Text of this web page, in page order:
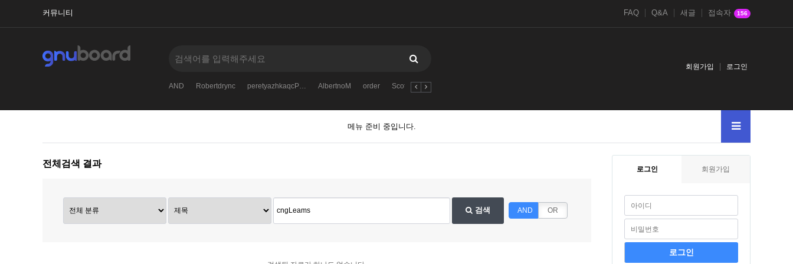
커뮤니티 FAQ Q&A 새글 접속자 156
AND Robertdrync peretyazhkaqcP… AlbertnoM order ScottEnash
회원가입 로그인
메뉴 준비 중입니다.
전체검색 결과
검색 AND OR
로그인 회원가입